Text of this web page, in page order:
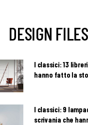
DESIGN FILES
I classici: 13
hanno fatto la
I classici: 9
scrivania che